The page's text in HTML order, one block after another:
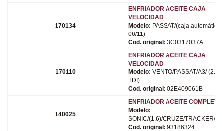
170134
ENFRIADOR ACEITE CAJA
VELOCIDAD
Modelo: PASSAT/(caja automática
06/11)
Cod. original: 3C0317037A
170110
ENFRIADOR ACEITE CAJA
VELOCIDAD
Modelo: VENTO/PASSAT/A3/ (2.0
TDI)
Cod. original: 02E409061B
140025
ENFRIADOR ACEITE COMPLETO
Modelo:
SONIC/(1.6)/CRUZE/TRACKER/
Cod. original: 93186324